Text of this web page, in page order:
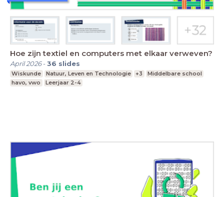
Hoe zijn textiel en computers met elkaar verweven?
April 2026-36 slides
Wiskunde Natuur, Leven en Technologie +3
Middelbare school
havo, vwo
Leerjaar 2-4